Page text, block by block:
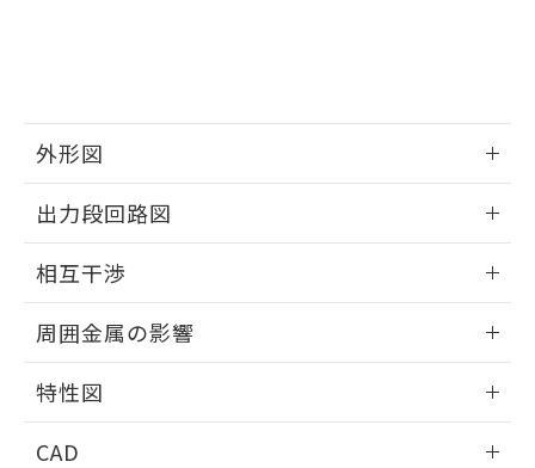
外形図
外形図
出力段回路図
出力段回路図
相互干渉
相互干渉
周囲金属の影響
周囲金属の影響
特性図
CAD
をご了承ください。
※当社の共同利用者とは、
下記の非含有証明書をダウンロードするこ
とができます。
EU RoHS指令（10物質）の非含有証明書
51物質の非含有証明書（当社基準）
※本証明書は発行日時点で非含有を証明す
るもので、過去に遡って非含有を証明する
ものではありません。
また、RoHS指令のフタル酸エステル類４
物質の対応では、対応完了までの期間は出
欄に対応日を記載しておりました。
既に当社にて対応品への在庫切替を完了